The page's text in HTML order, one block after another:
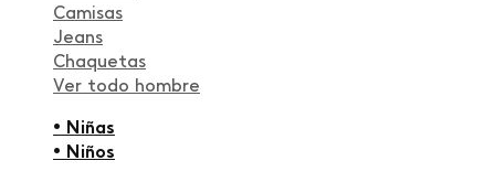
Camisas
Jeans
Chaquetas
Ver todo hombre
• Niñas
• Niños